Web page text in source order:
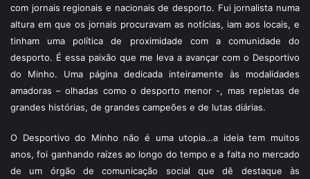
com jornais regionais e nacionais de desporto. Fui jornalista numa
altura em que os jornais procuravam as notícias, iam aos locais, e
tinham uma política de proximidade com a comunidade do
desporto. É essa paixão que me leva a avançar com o Desportivo
do Minho. Uma página dedicada inteiramente às modalidades
amadoras – olhadas como o desporto menor -, mas repletas de
grandes histórias, de grandes campeões e de lutas diárias.
O Desportivo do Minho não é uma utopia…a ideia tem muitos
anos, foi ganhando raízes ao longo do tempo e a falta no mercado
de um órgão de comunicação social que dê destaque às